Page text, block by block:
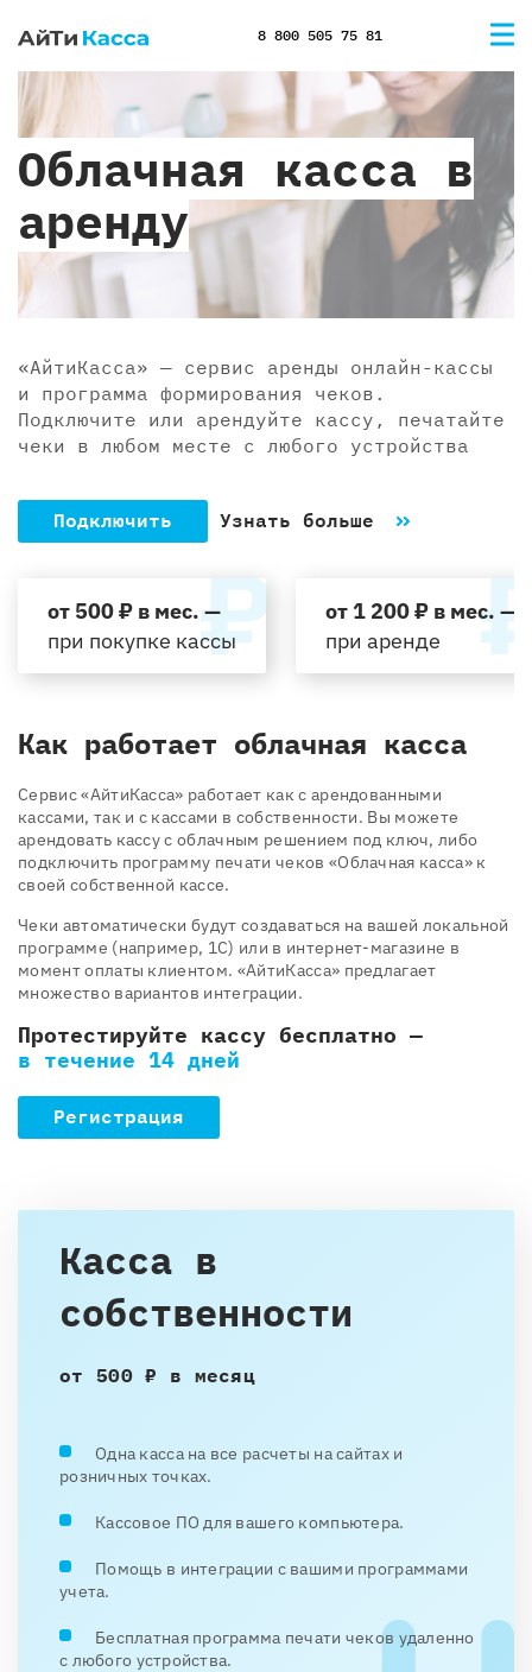
8 800 505 75 81
Облачная касса в
аренду
«АйтиКасса» — сервис аренды онлайн-кассы
и программа формирования чеков.
Подключите или арендуйте кассу, печатайте
чеки в любом месте с любого устройства
Подключить Узнать больше
от 500 ₽ в мес. —
при покупке кассы
от 1 200 ₽ в мес. —
при аренде
Как работает облачная касса
Cервис «АйтиКасса» работает как с арендованными
кассами, так и с кассами в собственности. Вы можете
арендовать кассу с облачным решением под ключ, либо
подключить программу печати чеков «Облачная касса» к
своей собственной кассе.
Чеки автоматически будут создаваться на вашей локальной
программе (например, 1С) или в интернет-магазине в
момент оплаты клиентом. «АйтиКасса» предлагает
множество вариантов интеграции.
Протестируйте кассу бесплатно —
в течение 14 дней
Регистрация
Касса в
собственности
от 500 ₽ в месяц
Одна касса на все расчеты на сайтах и
розничных точках.
Кассовое ПО для вашего компьютера.
Помощь в интеграции с вашими программами
учета.
Бесплатная программа печати чеков удаленно
с любого устройства.